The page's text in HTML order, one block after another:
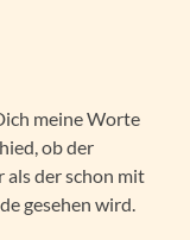
meine Worte
ob der
als der schon mit
gesehen wird.